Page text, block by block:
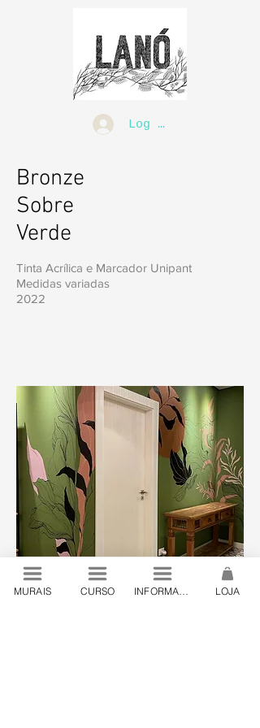
Log In
Bronze
Sobre
Verde
Tinta Acrílica e Marcador Unipant
Medidas variadas
2022
MURAIS CURSO LOJA